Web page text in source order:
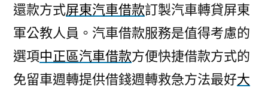
還款方式屏東汽車借款訂製汽車轉貸屏東
軍公教人員。汽車借款服務是值得考慮的
選項中正區汽車借款方便快捷借款方式的
免留車週轉提供借錢週轉救急方法最好大